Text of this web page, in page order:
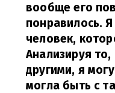
вообще его
понравилось.
человек,
Анализируя
другими, я
могла быть с